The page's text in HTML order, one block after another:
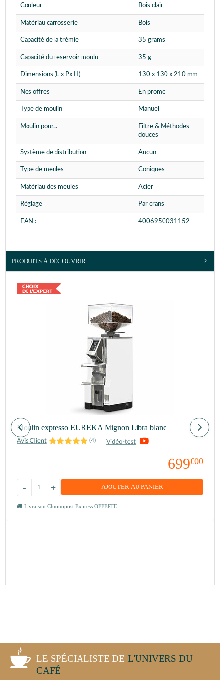
Couleur Bois clair
Matériau carrosserie Bois
Capacité de la trémie 35 grams
Capacité du reservoir moulu 35 g
Dimensions (L x Px H) 130 x 130 x 210 mm
Nos offres En promo
Type de moulin Manuel
Moulin pour...
Filtre & Méthodes
douces
Système de distribution Aucun
Type de meules Coniques
Matériau des meules Acier
Réglage Par crans
EAN : 4006950031152
PRODUITS À DÉCOUVRIR
Moulin expresso EUREKA Mignon Libra blanc
(4)
699€00
+
- AJOUTER AU PANIER
Livraison Chronopost Express OFFERTE
LE SPÉCIALISTE DE L'UNIVERS DU
CAFÉ